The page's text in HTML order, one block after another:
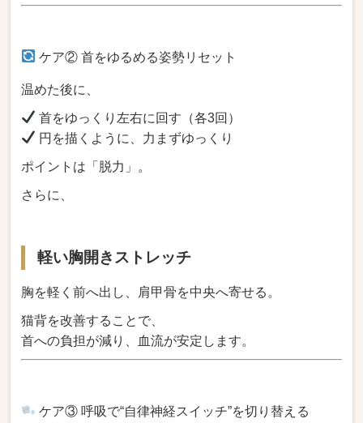
ケア② 首をゆるめる姿勢リセット
温めた後に、
首をゆっくり左右に回す（各3回）
円を描くように、力まずゆっくり
ポイントは「脱力」。
さらに、
軽い胸開きストレッチ
胸を軽く前へ出し、肩甲骨を中央へ寄せる。
猫背を改善することで、
首への負担が減り、血流が安定します。
ケア③ 呼吸で“自律神経スイッチ”を切り替える